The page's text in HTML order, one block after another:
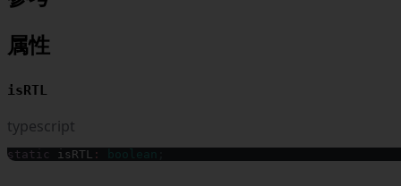
属性
isRTL
typescript
static isRTL :